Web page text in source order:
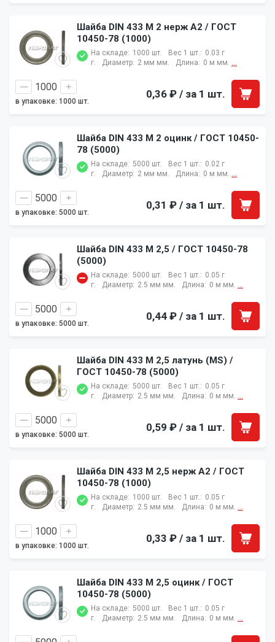
Шайба DIN 433 M 2 нерж A2 / ГОСТ
10450-78 (1000)
На складе: 1000 шт. Вес 1 шт.: 0.03 г
г.
Диаметр: 2 мм мм. Длина: 0 м мм. ...
в упаковке: 1000 шт.
0,36 ₽ / за 1 шт.
Шайба DIN 433 M 2 оцинк / ГОСТ 10450-
78 (5000)
На складе: 5000 шт. Вес 1 шт.: 0.02 г
г.
Диаметр: 2 мм мм. Длина: 0 м мм. ...
в упаковке: 5000 шт.
0,31 ₽ / за 1 шт.
Шайба DIN 433 M 2,5 / ГОСТ 10450-78
(5000)
На складе: 5000 шт. Вес 1 шт.: 0.05 г
г.
Диаметр: 2.5 мм мм. Длина: 0 м мм. ...
в упаковке: 5000 шт.
0,44 ₽ / за 1 шт.
Шайба DIN 433 M 2,5 латунь (MS) /
ГОСТ 10450-78 (5000)
На складе: 5000 шт. Вес 1 шт.: 0.05 г
г.
Диаметр: 2.5 мм мм. Длина: 0 м мм. ...
в упаковке: 5000 шт.
0,59 ₽ / за 1 шт.
Шайба DIN 433 M 2,5 нерж A2 / ГОСТ
10450-78 (1000)
На складе: 1000 шт. Вес 1 шт.: 0.05 г
г.
Диаметр: 2.5 мм мм. Длина: 0 м мм. ...
в упаковке: 1000 шт.
0,33 ₽ / за 1 шт.
Шайба DIN 433 M 2,5 оцинк / ГОСТ
10450-78 (5000)
На складе: 5000 шт. Вес 1 шт.: 0.05 г
г.
Диаметр: 2.5 мм мм. Длина: 0 м мм. ...